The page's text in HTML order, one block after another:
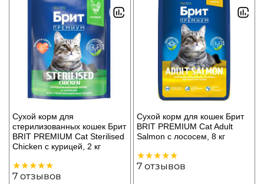
Сухой корм для
стерилизованных кошек Брит
BRIT PREMIUM Cat Sterilised
Chicken с курицей, 2 кг
7 отзывов
Сухой корм для кошек Брит
BRIT PREMIUM Cat Adult
Salmon с лососем, 8 кг
7 отзывов